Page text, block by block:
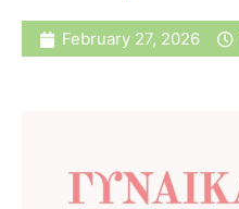
February 27, 2026